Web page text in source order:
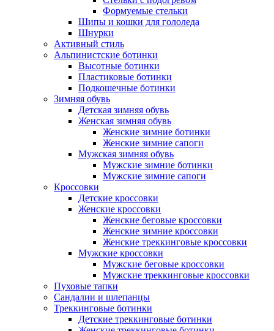
Формуемые стельки
Шипы и кошки для гололеда
Шнурки
Активный стиль
Альпинистские ботинки
Высотные ботинки
Пластиковые ботинки
Подкошечные ботинки
Зимняя обувь
Детская зимняя обувь
Женская зимняя обувь
Женские зимние ботинки
Женские зимние сапоги
Мужская зимняя обувь
Мужские зимние ботинки
Мужские зимние сапоги
Кроссовки
Детские кроссовки
Женские кроссовки
Женские беговые кроссовки
Женские зимние кроссовки
Женские треккинговые кроссовки
Мужские кроссовки
Мужские беговые кроссовки
Мужские треккинговые кроссовки
Пуховые тапки
Сандалии и шлепанцы
Треккинговые ботинки
Детские треккинговые ботинки